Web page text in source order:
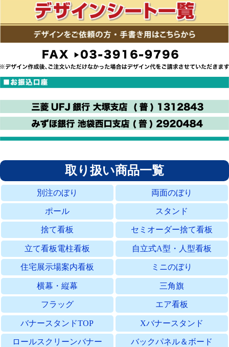
取り扱い商品一覧
別注のぼり 両面のぼり
ポール スタンド
捨て看板 セミオーダー捨て看板
立て看板電柱看板 自立式A型・人型看板
住宅展示場案内看板 ミニのぼり
横幕・縦幕 三角旗
フラッグ エア看板
バナースタンドTOP Xバナースタンド
ロールスクリーンバナー バックパネル＆ボード